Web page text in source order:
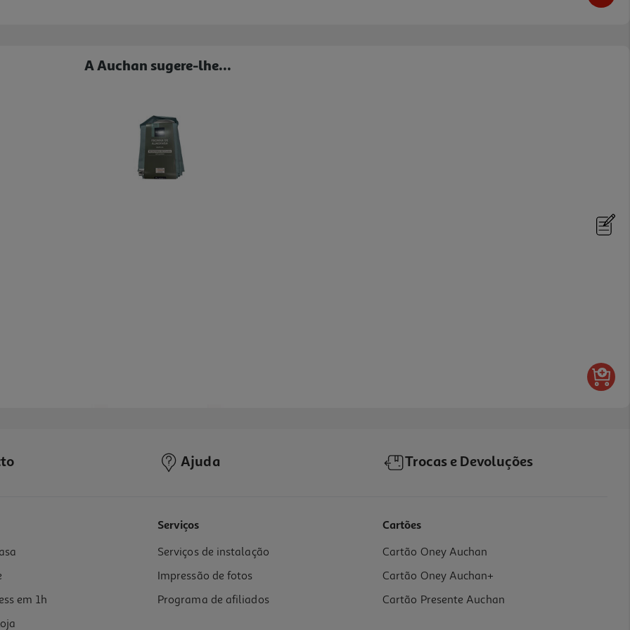
Indisponível online
A Auchan sugere-lhe...
Ajuda Trocas e Devoluções
em 1h
Serviços
Serviços de instalação
Impressão de fotos
Programa de afiliados
Cartões
Cartão Oney Auchan
Cartão Oney Auchan+
Cartão Presente Auchan